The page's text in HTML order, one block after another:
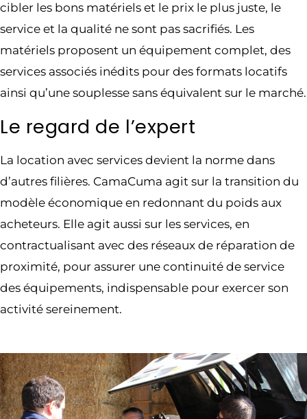
cibler les bons matériels et le prix le plus juste, le
service et la qualité ne sont pas sacrifiés. Les
matériels proposent un équipement complet, des
services associés inédits pour des formats locatifs
ainsi qu’une souplesse sans équivalent sur le marché.
Le regard de l’expert
La location avec services devient la norme dans
d’autres filières. CamaCuma agit sur la transition du
modèle économique en redonnant du poids aux
acheteurs. Elle agit aussi sur les services, en
contractualisant avec des réseaux de réparation de
proximité, pour assurer une continuité de service
des équipements, indispensable pour exercer son
activité sereinement.